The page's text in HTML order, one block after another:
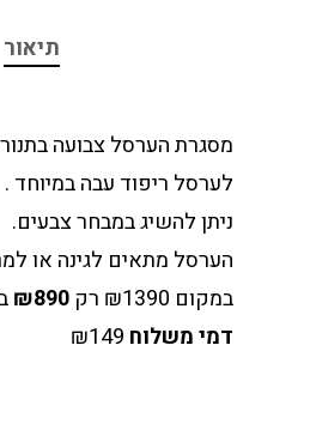
תיאור
מסגרת הערסל צבועה
לערסל ריפוד עבה במיוחד .
ניתן להשיג במבחר צבעים.
הערסל מתאים לגינה או
במקום ₪1390 רק
₪890ב10
דמי משלוח